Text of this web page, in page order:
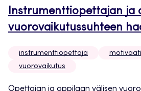
Instrumenttiopettajan ja
vuorovaikutussuhteen
instrumenttiopettaja
vuorovaikutus
Opettajan ja oppilaan välisen